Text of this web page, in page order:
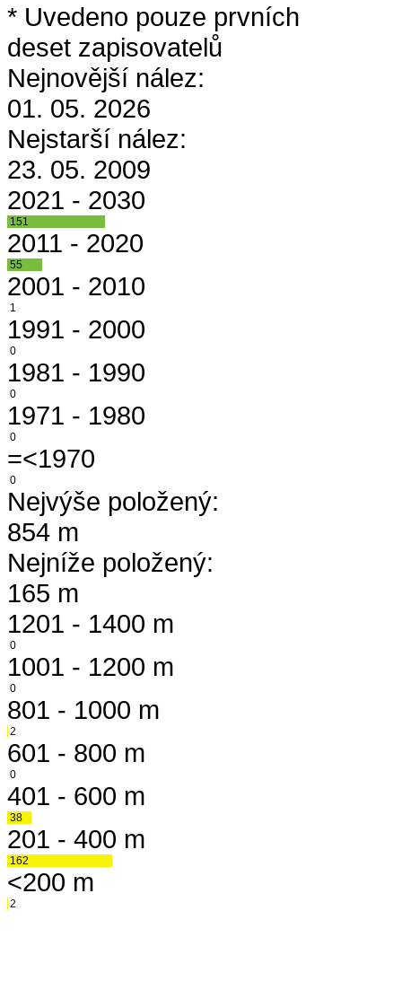
* Uvedeno pouze prvních
deset zapisovatelů
Nejnovější nález:
01. 05. 2026
Nejstarší nález:
23. 05. 2009
2021 - 2030
151
2011 - 2020
55
2001 - 2010
1
1991 - 2000
0
1981 - 1990
0
1971 - 1980
0
=<1970
0
Nejvýše položený:
854 m
Nejníže položený:
165 m
1201 - 1400 m
0
1001 - 1200 m
0
801 - 1000 m
2
601 - 800 m
0
401 - 600 m
38
201 - 400 m
162
<200 m
2